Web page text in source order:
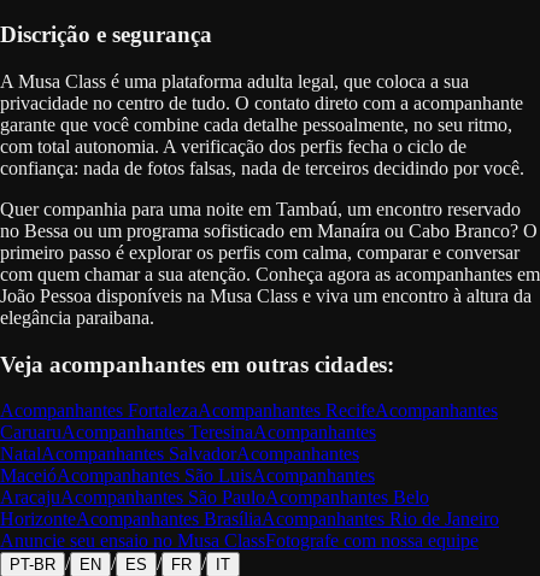
Discrição e segurança
A Musa Class é uma plataforma adulta legal, que coloca a sua
privacidade no centro de tudo. O contato direto com a acompanhante
garante que você combine cada detalhe pessoalmente, no seu ritmo,
com total autonomia. A verificação dos perfis fecha o ciclo de
confiança: nada de fotos falsas, nada de terceiros decidindo por você.
Quer companhia para uma noite em Tambaú, um encontro reservado
no Bessa ou um programa sofisticado em Manaíra ou Cabo Branco? O
primeiro passo é explorar os perfis com calma, comparar e conversar
com quem chamar a sua atenção. Conheça agora as acompanhantes em
João Pessoa disponíveis na Musa Class e viva um encontro à altura da
elegância paraibana.
Veja acompanhantes em outras cidades:
Acompanhantes FortalezaAcompanhantes RecifeAcompanhantes
CaruaruAcompanhantes TeresinaAcompanhantes
NatalAcompanhantes SalvadorAcompanhantes
MaceióAcompanhantes São LuisAcompanhantes
AracajuAcompanhantes São PauloAcompanhantes Belo
HorizonteAcompanhantes BrasíliaAcompanhantes Rio de Janeiro
Anuncie seu ensaio no Musa ClassFotografe com nossa equipe
PT-BR / EN / ES / FR / IT